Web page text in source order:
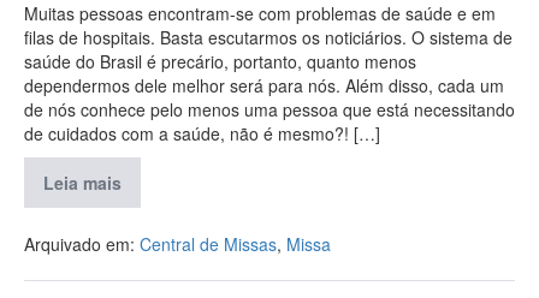
Muitas pessoas encontram-se com problemas de saúde e em
filas de hospitais. Basta escutarmos os noticiários. O sistema de
saúde do Brasil é precário, portanto, quanto menos
dependermos dele melhor será para nós. Além disso, cada um
de nós conhece pelo menos uma pessoa que está necessitando
de cuidados com a saúde, não é mesmo?! […]
Leia mais
Arquivado em: Central de Missas, Missa